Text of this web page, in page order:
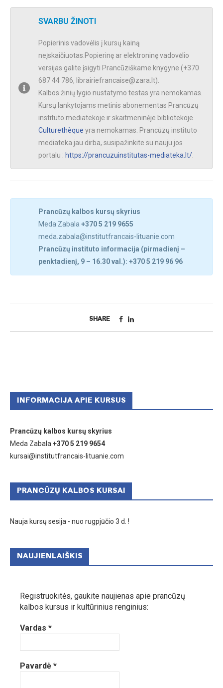
SVARBU ŽINOTI
Popierinis vadovėlis į kursų kainą
neįskaičiuotas.Popierinę ar elektroninę vadovėlio
versijas galite įsigyti Prancūziškame knygyne (+370
687 44 786, librairiefrancaise@zara.lt).
Kalbos žinių lygio nustatymo testas yra nemokamas.
Kursų lankytojams metinis abonementas Prancūzų
instituto mediatekoje ir skaitmeninėje bibliotekoje
Culturethèque yra nemokamas. Prancūzų instituto
mediateka jau dirba, susipažinkite su nauju jos
portalu : https://prancuzuinstitutas-mediateka.lt/
Prancūzų kalbos kursų skyrius
Meda Zabala +370 5 219 9655
meda.zabala@institutfrancais-lituanie.com
Prancūzų instituto informacija (pirmadienį –
penktadienį, 9 – 16.30 val.): +370 5 219 96 96
SHARE
INFORMACIJA APIE KURSUS
Prancūzų kalbos kursų skyrius
Meda Zabala +370 5 219 9654
kursai@institutfrancais-lituanie.com
PRANCŪZŲ KALBOS KURSAI
Nauja kursų sesija - nuo rugpjūčio 3 d. !
NAUJIENLAIŠKIS
Registruokitės, gaukite naujienas apie prancūzų
kalbos kursus ir kultūrinius renginius:
Vardas *
Pavardė *